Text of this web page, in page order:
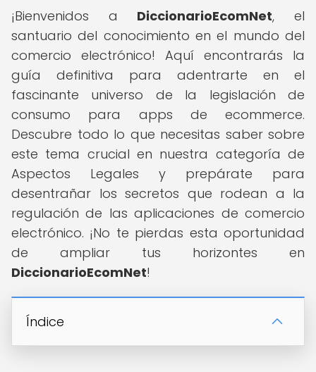
¡Bienvenidos a DiccionarioEcomNet, el
santuario del conocimiento en el mundo del
comercio electrónico! Aquí encontrarás la
guía definitiva para adentrarte en el
fascinante universo de la legislación de
consumo para apps de ecommerce.
Descubre todo lo que necesitas saber sobre
este tema crucial en nuestra categoría de
Aspectos Legales y prepárate para
desentrañar los secretos que rodean a la
regulación de las aplicaciones de comercio
electrónico. ¡No te pierdas esta oportunidad
de ampliar tus horizontes en
DiccionarioEcomNet!
Índice